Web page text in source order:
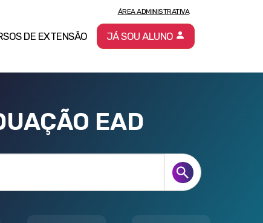
DE EXTENSÃO
ÁREA ADMINISTRATIVA
JÁ SOU ALUNO
EAD